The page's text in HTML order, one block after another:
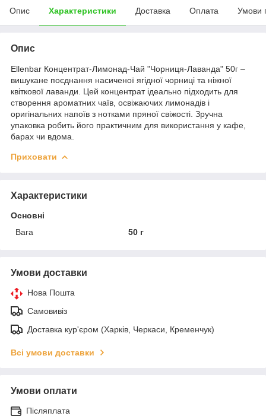
Опис Характеристики Доставка Оплата Умови
Опис
Ellenbar Концентрат-Лимонад-Чай "Чорниця-Лаванда" 50г –
вишукане поєднання насиченої ягідної чорниці та ніжної
квіткової лаванди. Цей концентрат ідеально підходить для
створення ароматних чаїв, освіжаючих лимонадів і
оригінальних напоїв з нотками пряної свіжості. Зручна
упаковка робить його практичним для використання у кафе,
барах чи вдома.
Приховати
Характеристики
Основні
Вага
50 г
Умови доставки
Нова Пошта
Самовивіз
Доставка кур'єром (Харків, Черкаси, Кременчук)
Всі умови доставки
Умови оплати
Післяплата